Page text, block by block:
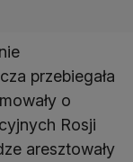
przebiegała
o
Rosji
aresztowały